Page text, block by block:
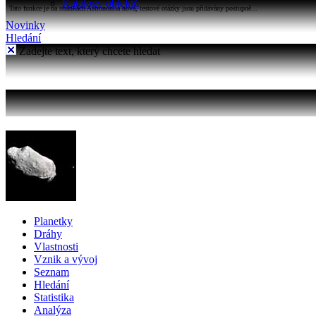
Katalogy objektů
Tato funkce je na stránkách Astronomia nová, testové otázky jsou přidávány postupně...
Novinky
Hledání
Zadejte text, který chcete hledat
Planetky
Dráhy
Vlastnosti
Vznik a vývoj
Seznam
Hledání
Statistika
Analýza